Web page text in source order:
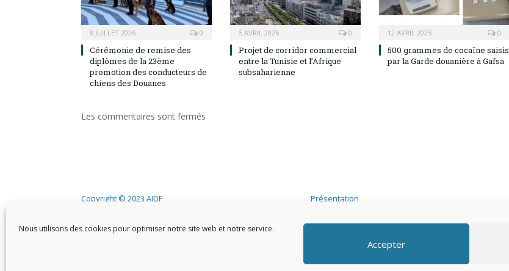
Nous utilisons des cookies pour optimiser notre site web et notre service.
Accepter
8 JUILLET 2026 0
Cérémonie de remise des
diplômes de la 23ème
promotion des conducteurs de
chiens des Douanes
5 AVRIL 2026 0
Projet de corridor commercial
entre la Tunisie et l’Afrique
subsaharienne
12 AVRIL 2025 0
500 grammes de cocaïne saisis
par la Garde douanière à Gafsa
Les commentaires sont fermés
Copyright © 2023 AIDF Présentation
Adhérer
Mentions légales